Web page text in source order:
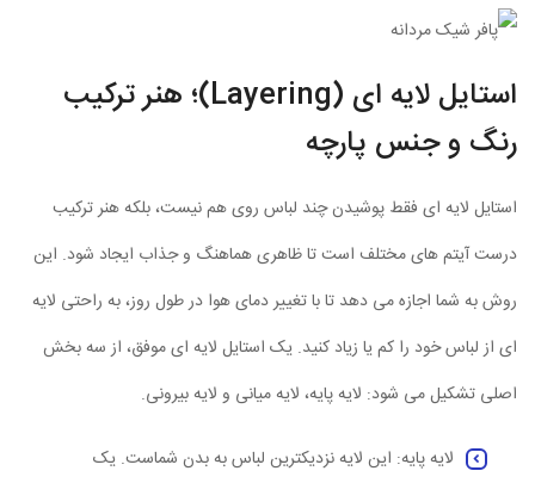
استایل لایه ای (Layering)؛ هنر ترکیب
رنگ و جنس پارچه
استایل لایه ای فقط پوشیدن چند لباس روی هم نیست، بلکه هنر ترکیب
درست آیتم های مختلف است تا ظاهری هماهنگ و جذاب ایجاد شود. این
روش به شما اجازه می دهد تا با تغییر دمای هوا در طول روز، به راحتی لایه
ای از لباس خود را کم یا زیاد کنید. یک استایل لایه ای موفق، از سه بخش
اصلی تشکیل می شود: لایه پایه، لایه میانی و لایه بیرونی.
لایه پایه: این لایه نزدیکترین لباس به بدن شماست. یک